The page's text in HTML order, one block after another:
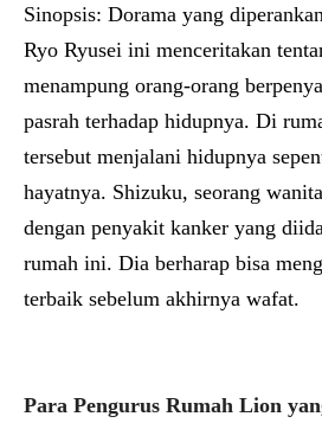
Sinopsis: Dorama yang
Ryo Ryusei ini menceritakan
menampung orang-orang
pasrah terhadap hidupnya. Di
tersebut menjalani hidupnya
hayatnya. Shizuku, seorang
dengan penyakit kanker yang
rumah ini. Dia berharap bisa
terbaik sebelum akhirnya wafat.
Para Pengurus Rumah Lion